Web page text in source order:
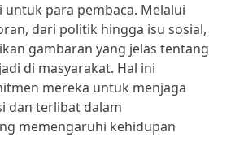
para pembaca. Melalui
dari politik hingga isu sosial,
gambaran yang jelas tentang
di masyarakat. Hal ini
mereka untuk menjaga
dan terlibat dalam
memengaruhi kehidupan